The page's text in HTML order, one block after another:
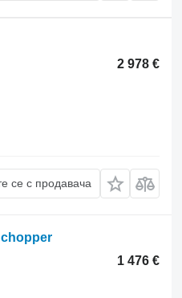
2 978 €
се с продавача
chopper
1 476 €